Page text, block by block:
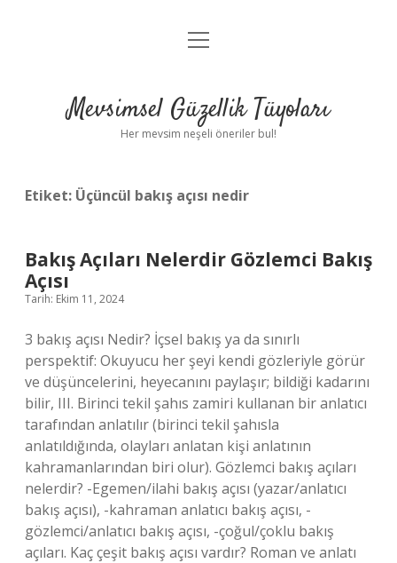
Anasayfa
Yasal Uyarı
menüyü
Mevsimsel Güzellik Tüyoları
Her mevsim neşeli öneriler bul!
Etiket: Üçüncül bakış açısı nedir
Bakış Açıları Nelerdir Gözlemci Bakış
Açısı
Tarih: Ekim 11, 2024
3 bakış açısı Nedir? İçsel bakış ya da sınırlı
perspektif: Okuyucu her şeyi kendi gözleriyle görür
ve düşüncelerini, heyecanını paylaşır; bildiği kadarını
bilir, III. Birinci tekil şahıs zamiri kullanan bir anlatıcı
tarafından anlatılır (birinci tekil şahısla
anlatıldığında, olayları anlatan kişi anlatının
kahramanlarından biri olur). Gözlemci bakış açıları
nelerdir? -Egemen/ilahi bakış açısı (yazar/anlatıcı
bakış açısı), -kahraman anlatıcı bakış açısı, -
gözlemci/anlatıcı bakış açısı, -çoğul/çoklu bakış
açıları. Kaç çeşit bakış açısı vardır? Roman ve anlatı